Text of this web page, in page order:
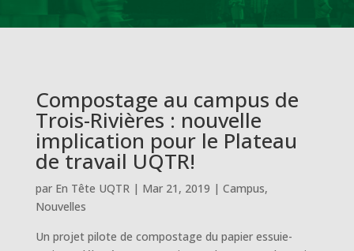
Compostage au campus de
Trois-Rivières : nouvelle
implication pour le Plateau
de travail UQTR!
par En Tête UQTR| Mar 21, 2019 | Campus,
Nouvelles
Un projet pilote de compostage du papier essuie-